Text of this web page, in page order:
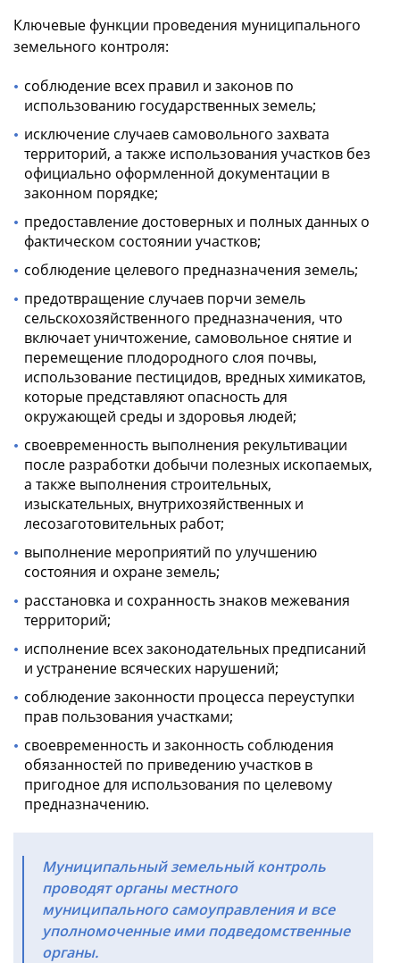
Ключевые функции проведения муниципального
земельного контроля:
соблюдение всех правил и законов по
использованию государственных земель;
исключение случаев самовольного захвата
территорий, а также использования участков без
официально оформленной документации в
законном порядке;
предоставление достоверных и полных данных о
фактическом состоянии участков;
соблюдение целевого предназначения земель;
предотвращение случаев порчи земель
сельскохозяйственного предназначения, что
включает уничтожение, самовольное снятие и
перемещение плодородного слоя почвы,
использование пестицидов, вредных химикатов,
которые представляют опасность для
окружающей среды и здоровья людей;
своевременность выполнения рекультивации
после разработки добычи полезных ископаемых,
а также выполнения строительных,
изыскательных, внутрихозяйственных и
лесозаготовительных работ;
выполнение мероприятий по улучшению
состояния и охране земель;
расстановка и сохранность знаков межевания
территорий;
исполнение всех законодательных предписаний
и устранение всяческих нарушений;
соблюдение законности процесса переуступки
прав пользования участками;
своевременность и законность соблюдения
обязанностей по приведению участков в
пригодное для использования по целевому
предназначению.
Муниципальный земельный контроль
проводят органы местного
муниципального самоуправления и все
уполномоченные ими подведомственные
органы.